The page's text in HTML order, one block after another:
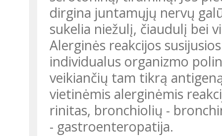
dirgina juntamųjų nervų
sukelia niežulį, čiaudulį bei
Alerginės reakcijos
individualus organizmo
veikiančių tam tikrą
vietinėmis alerginėmis
rinitas, bronchiolių -
- gastroenteropatija.